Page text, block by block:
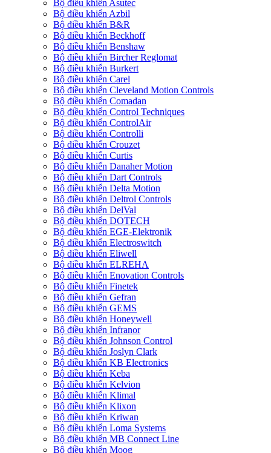
Bộ điều khiển Asutec
Bộ điều khiển Azbil
Bộ điều khiển B&R
Bộ điều khiển Beckhoff
Bộ điều khiển Benshaw
Bộ điều khiển Bircher Reglomat
Bộ điều khiển Burkert
Bộ điều khiển Carel
Bộ điều khiển Cleveland Motion Controls
Bộ điều khiển Comadan
Bộ điều khiển Control Techniques
Bộ điều khiển ControlAir
Bộ điều khiển Controlli
Bộ điều khiển Crouzet
Bộ điều khiển Curtis
Bộ điều khiển Danaher Motion
Bộ điều khiển Dart Controls
Bộ điều khiển Delta Motion
Bộ điều khiển Deltrol Controls
Bộ điều khiển DelVal
Bộ điều khiển DOTECH
Bộ điều khiển EGE-Elektronik
Bộ điều khiển Electroswitch
Bộ điều khiển Eliwell
Bộ điều khiển ELREHA
Bộ điều khiển Enovation Controls
Bộ điều khiển Finetek
Bộ điều khiển Gefran
Bộ điều khiển GEMS
Bộ điều khiển Honeywell
Bộ điều khiển Infranor
Bộ điều khiển Johnson Control
Bộ điều khiển Joslyn Clark
Bộ điều khiển KB Electronics
Bộ điều khiển Keba
Bộ điều khiển Kelvion
Bộ điều khiển Klimal
Bộ điều khiển Klixon
Bộ điều khiển Kriwan
Bộ điều khiển Loma Systems
Bộ điều khiển MB Connect Line
Bộ điều khiển Moog